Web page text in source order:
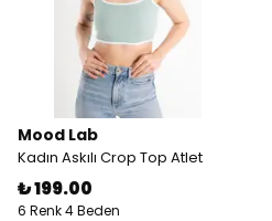
Mood Lab
Kadın Askılı Crop Top Atlet
₺ 199.00
6 Renk 4 Beden